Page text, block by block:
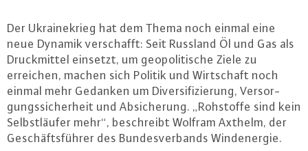
Der Ukrai­ne­krieg hat dem Thema noch einmal eine
neue Dynamik ver­schafft: Seit Russland Öl und Gas als
Druck­mit­tel einsetzt, um geo­po­li­ti­sche Ziele zu
erreichen, machen sich Politik und Wirt­schaft noch
einmal mehr Gedanken um Di­ver­si­fi­zie­rung, Ver­sor­
gungs­si­cher­heit und Ab­si­che­rung. „Rohstoffe sind kein
Selbst­läu­fer mehr“, be­schreibt Wolfram Axthelm, der
Ge­schäfts­füh­rer des Bun­des­ver­bands Wind­ener­gie.